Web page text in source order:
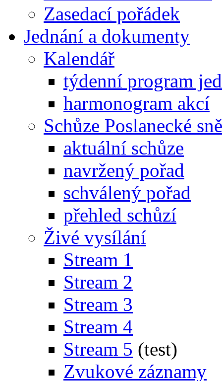
Zasedací pořádek
Jednání a dokumenty
Kalendář
týdenní program
harmonogram akcí
Schůze Poslanecké
aktuální schůze
navržený pořad
schválený pořad
přehled schůzí
Živé vysílání
Stream 1
Stream 2
Stream 3
Stream 4
Stream 5 (test)
Zvukové záznamy